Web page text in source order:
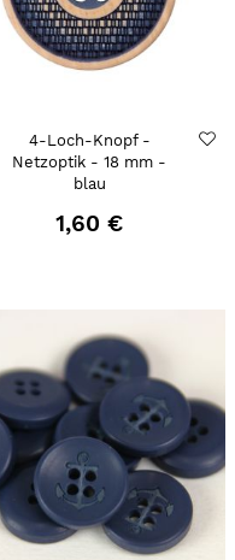
4-Loch-Knopf -
Netzoptik - 18 mm -
blau
1,60 €